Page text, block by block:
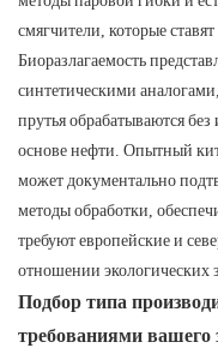
смягчители, которые
Биоразлагаемость
синтетическими
прутья обрабатываются
основе нефти. Опытный
может документально
методы обработки,
требуют европейские и
отношении экологических
Подбор типа
требованиями вашего